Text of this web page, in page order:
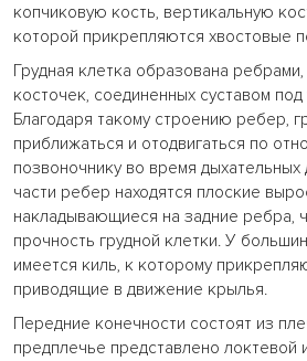
копчиковую кость, вертикальную
которой прикрепляются хвостовые
Грудная клетка образована
косточек, соединенных суставом под
Благодаря такому строению ребер,
приближаться и отодвигаться по
позвоночнику во время
части ребер находятся плоские
накладывающиеся на задние ребра,
прочность грудной клетки. У
имеется киль, к которому
приводящие в движение крылья.
Передние конечности состоят из
предплечье представлено локтевой